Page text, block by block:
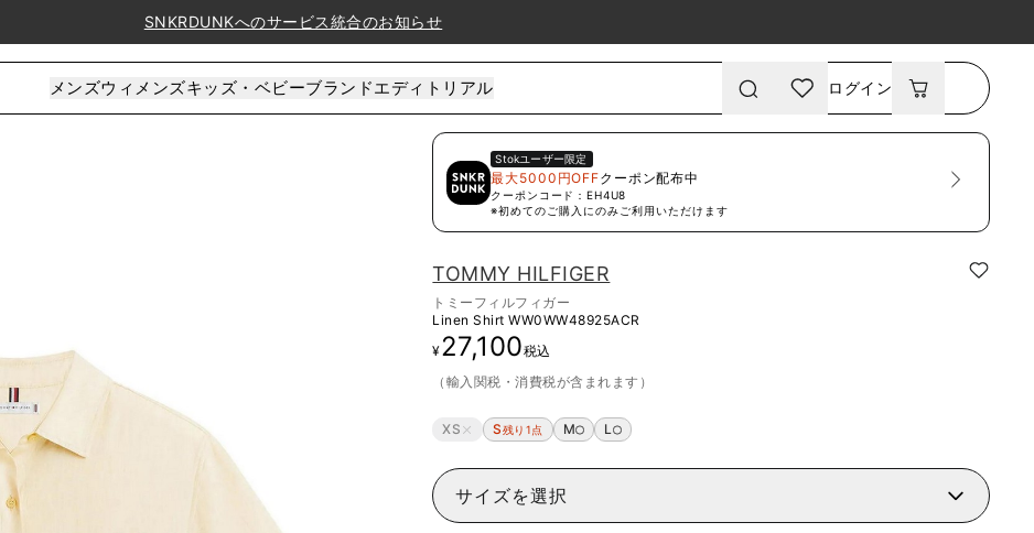
SNKRDUNKへのサービス統合のお知らせ
メンズウィメンズキッズ・ベビーブランドエディトリアル ログイン
Stokユーザー限定
最大5000円OFFクーポン配布中
クーポンコード： EH4U8
※初めてのご購入にのみご利用いただけます
TOMMY HILFIGER
トミーフィルフィガー
Linen Shirt WW0WW48925ACR
¥27,100税込
（輸入関税・消費税が含まれます）
XS S残り1点 M L
サイズを選択